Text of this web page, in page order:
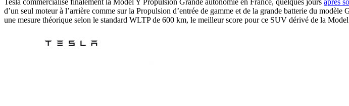
Tesla commercialise finalement la Model Y Propulsion Grande autonomie en France, quelques jours après
d’un seul moteur à l’arrière comme sur la Propulsion d’entrée de gamme et de la grande batterie du
une mesure théorique selon le standard WLTP de 600 km, le meilleur score pour ce SUV dérivé de la